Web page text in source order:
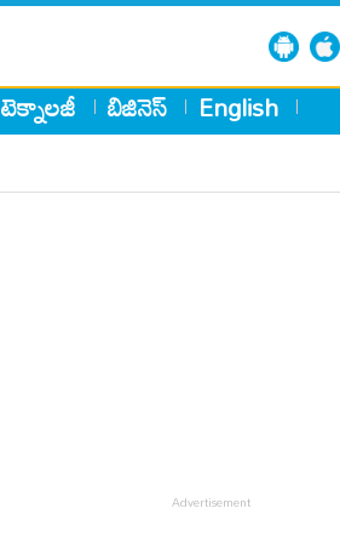
టెక్నాలజీ బిజినెస్ English